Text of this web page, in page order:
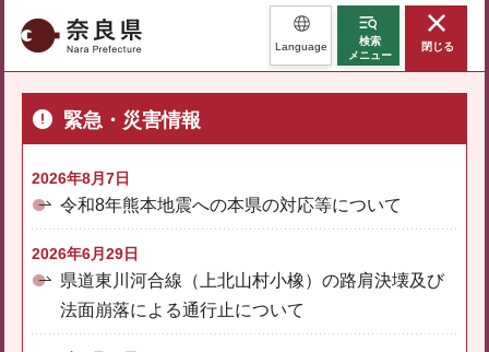
奈良県 Language
検索
メニュー
閉じる
緊急・災害情報
2026年8月7日
令和8年熊本地震への本県の対応等について
2026年6月29日
県道東川河合線（上北山村小橡）の路肩決壊及び
法面崩落による通行止について